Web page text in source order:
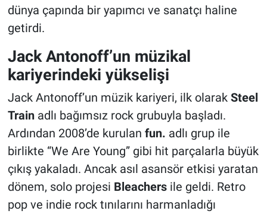
dünya çapında bir yapımcı ve sanatçı haline
getirdi.
Jack Antonoff’un müzikal
kariyerindeki yükselişi
Jack Antonoff’un müzik kariyeri, ilk olarak Steel
Trainadlı bağımsız rock grubuyla başladı.
Ardından 2008’de kurulan fun. adlı grup ile
birlikte “We Are Young” gibi hit parçalarla büyük
çıkış yakaladı. Ancak asıl asansör etkisi yaratan
dönem, solo projesi Bleachersile geldi. Retro
pop ve indie rock tınılarını harmanladığı